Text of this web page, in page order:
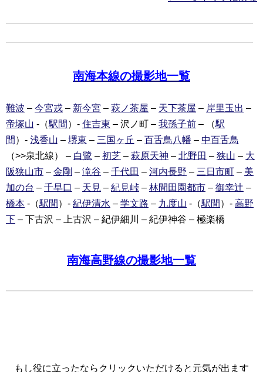
南海本線の撮影地一覧
難波 – 今宮戎 – 新今宮 – 萩ノ茶屋 – 天下茶屋 – 岸里玉出 –
帝塚山 -（駅間 ）- 住吉東 – 沢ノ町 – 我孫子前 – （駅
間 ）- 浅香山 – 堺東 – 三国ヶ丘 – 百舌鳥八幡 – 中百舌鳥
（>>泉北線） – 白鷺 – 初芝 – 萩原天神 – 北野田 – 狭山 – 大
阪狭山市 – 金剛 – 滝谷 – 千代田 – 河内長野 – 三日市町 – 美
加の台 – 千早口 – 天見 – 紀見峠 – 林間田園都市 – 御幸辻 –
橋本 -（駅間 ）- 紀伊清水 – 学文路 – 九度山 -（駅間 ）- 高野
下 – 下古沢 – 上古沢 – 紀伊細川 – 紀伊神谷 – 極楽橋
南海高野線の撮影地一覧
もし役に立ったならクリックいただけると元気が出ます